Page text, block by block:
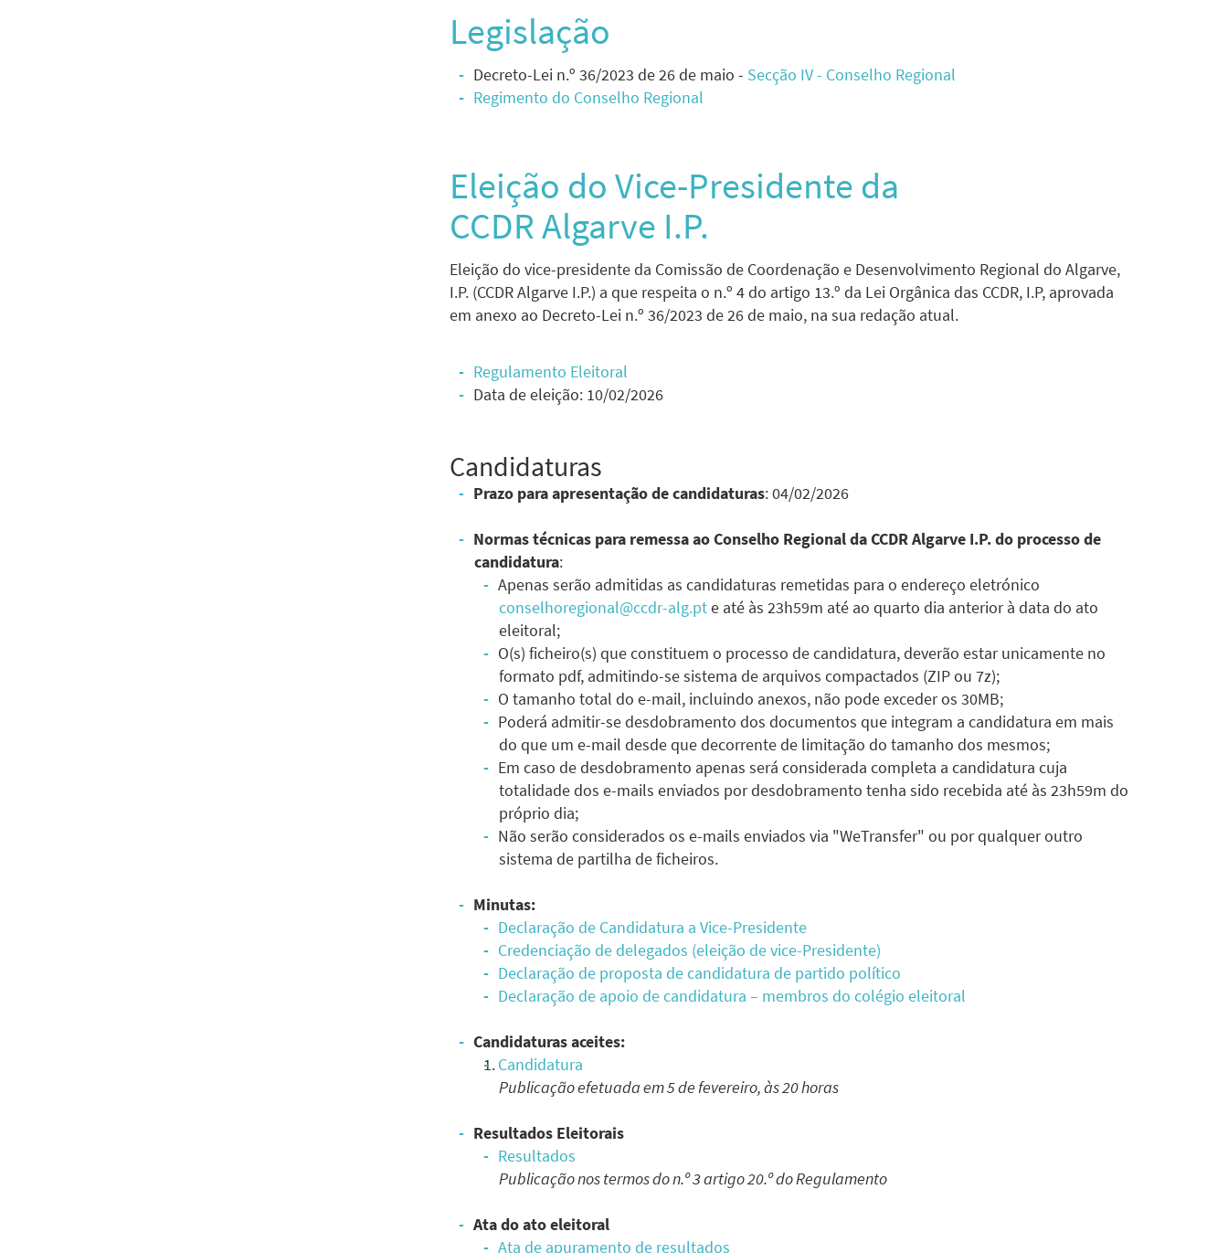
Legislação
Decreto-Lei n.º 36/2023 de 26 de maio - Secção IV - Conselho Regional
Regimento do Conselho Regional
Eleição do Vice-Presidente da
CCDR Algarve I.P.
Eleição do vice-presidente da Comissão de Coordenação e Desenvolvimento Regional do Algarve,
I.P. (CCDR Algarve I.P.) a que respeita o n.º 4 do artigo 13.º da Lei Orgânica das CCDR, I.P, aprovada
em anexo ao Decreto-Lei n.º 36/2023 de 26 de maio, na sua redação atual.
Regulamento Eleitoral
Data de eleição: 10/02/2026
Candidaturas
Prazo para apresentação de candidaturas: 04/02/2026
Normas técnicas para remessa ao Conselho Regional da CCDR Algarve I.P. do processo de
candidatura:
Apenas serão admitidas as candidaturas remetidas para o endereço eletrónico
conselhoregional@ccdr-alg.pte até às 23h59m até ao quarto dia anterior à data do ato
eleitoral;
O(s) ficheiro(s) que constituem o processo de candidatura, deverão estar unicamente no
formato pdf, admitindo-se sistema de arquivos compactados (ZIP ou 7z);
O tamanho total do e-mail, incluindo anexos, não pode exceder os 30MB;
Poderá admitir-se desdobramento dos documentos que integram a candidatura em mais
do que um e-mail desde que decorrente de limitação do tamanho dos mesmos;
Em caso de desdobramento apenas será considerada completa a candidatura cuja
totalidade dos e-mails enviados por desdobramento tenha sido recebida até às 23h59m do
próprio dia;
Não serão considerados os e-mails enviados via "WeTransfer" ou por qualquer outro
sistema de partilha de ficheiros.
Minutas:
Declaração de Candidatura a Vice-Presidente
Credenciação de delegados (eleição de vice-Presidente)
Declaração de proposta de candidatura de partido político
Declaração de apoio de candidatura – membros do colégio eleitoral
Candidaturas aceites:
Candidatura
Publicação efetuada em 5 de fevereiro, às 20 horas
Resultados Eleitorais
Resultados
Publicação nos termos do n.º 3 artigo 20.º do Regulamento
Ata do ato eleitoral
Ata de apuramento de resultados